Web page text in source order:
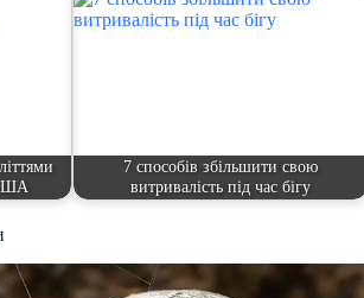
7 способів збільшити свою
витривалість під час бігу